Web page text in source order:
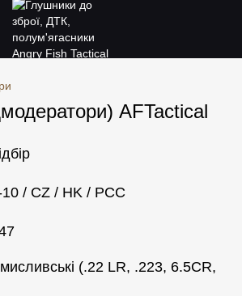
AFTactical
/ CZ / HK / PCC
(.22 LR, .223, 6.5CR,